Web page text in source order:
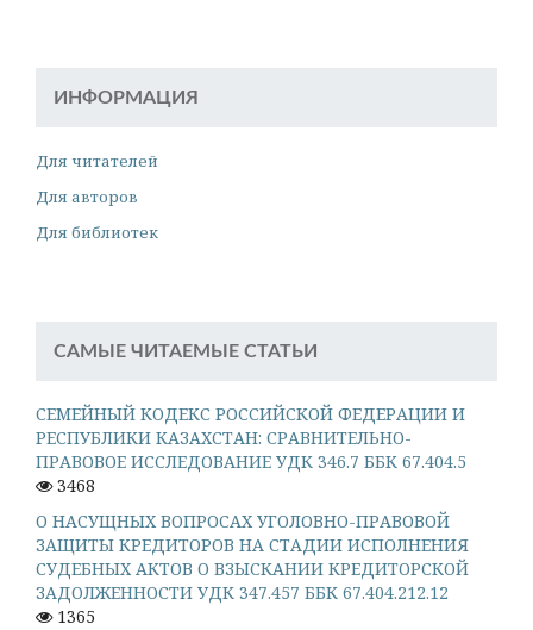
ИНФОРМАЦИЯ
Для читателей
Для авторов
Для библиотек
САМЫЕ ЧИТАЕМЫЕ СТАТЬИ
СЕМЕЙНЫЙ КОДЕКС РОССИЙСКОЙ ФЕДЕРАЦИИ И
РЕСПУБЛИКИ КАЗАХСТАН: СРАВНИТЕЛЬНО-
ПРАВОВОЕ ИССЛЕДОВАНИЕ УДК 346.7 ББК 67.404.5
3468
О НАСУЩНЫХ ВОПРОСАХ УГОЛОВНО-ПРАВОВОЙ
ЗАЩИТЫ КРЕДИТОРОВ НА СТАДИИ ИСПОЛНЕНИЯ
СУДЕБНЫХ АКТОВ О ВЗЫСКАНИИ КРЕДИТОРСКОЙ
ЗАДОЛЖЕННОСТИ УДК 347.457 ББК 67.404.212.12
1365